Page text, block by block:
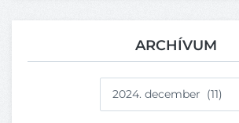
ARCHÍVUM